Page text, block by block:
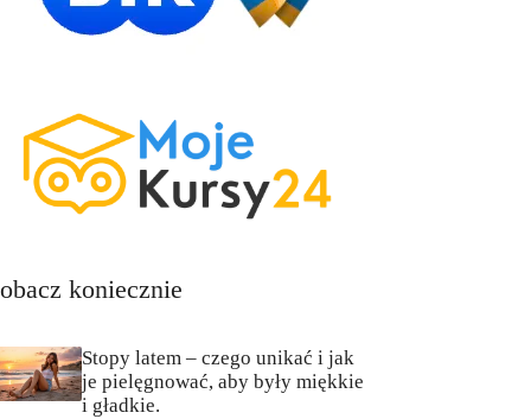
koniecznie
Stopy latem – czego unikać i jak
je pielęgnować, aby były miękkie
i gładkie.